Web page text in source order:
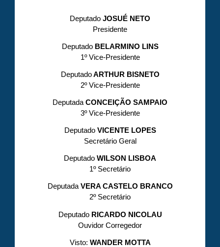
Deputado JOSUÉ NETO
Presidente
DeputadoBELARMINO LINS
1º Vice-Presidente
DeputadoARTHUR BISNETO
2º Vice-Presidente
DeputadaCONCEIÇÃO SAMPAIO
3º Vice-Presidente
DeputadoVICENTE LOPES
Secretário Geral
Deputado WILSON LISBOA
1º Secretário
DeputadaVERA CASTELO BRANCO
2º Secretário
DeputadoRICARDO NICOLAU
Ouvidor Corregedor
Visto: WANDER MOTTA